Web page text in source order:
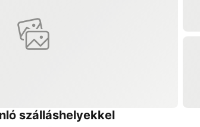
szálláshelyekkel